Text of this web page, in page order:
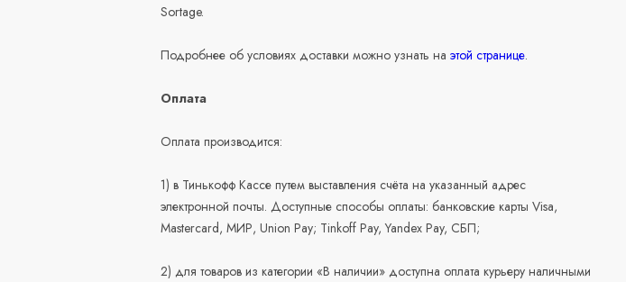
Sortage.
Подробнее об условиях доставки можно узнать наэтой странице.
Оплата
Оплата производится:
1) в Тинькофф Кассе путем выставления счёта на указанный адрес
электронной почты. Доступные способы оплаты: банковские карты Visa,
Mastercard, МИР, Union Pay; Tinkoff Pay, Yandex Pay, СБП;
2) для товаров из категории «В наличии» доступна оплата курьеру наличными